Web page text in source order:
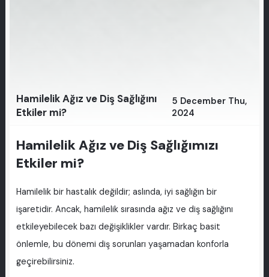
Hamilelik Ağız ve Diş Sağlığını
Etkiler mi?
5 December Thu,
2024
Hamilelik Ağız ve Diş Sağlığımızı
Etkiler mi?
Hamilelik bir hastalık değildir; aslında, iyi sağlığın bir
işaretidir. Ancak, hamilelik sırasında ağız ve diş sağlığını
etkileyebilecek bazı değişiklikler vardır. Birkaç basit
önlemle, bu dönemi diş sorunları yaşamadan konforla
geçirebilirsiniz.